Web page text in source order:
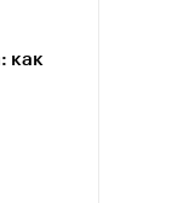
как